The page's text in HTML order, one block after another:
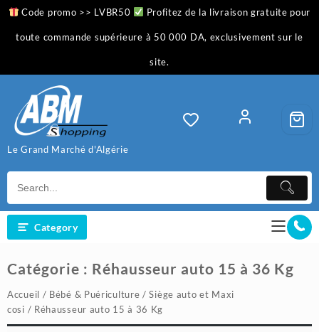
Skip
content
Code promo >> LVBR50 Profitez de la livraison gratuite pour
toute commande supérieure à 50 000 DA, exclusivement sur le
site.
Le Grand Marché d'Algérie
Category
Catégorie : Réhausseur auto 15 à 36 Kg
Accueil / Bébé & Puériculture /Siège auto et Maxi
cosi / Réhausseur auto 15 à 36 Kg